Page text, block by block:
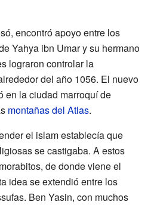
encontró apoyo entre los
Yahya ibn Umar y su hermano
lograron controlar la
del año 1056. El nuevo
en la ciudad marroquí de
montañas del Atlas.
el islam establecía que
se castigaba. A estos
de donde viene el
idea se extendió entre los
Ben Yasin, con muchos